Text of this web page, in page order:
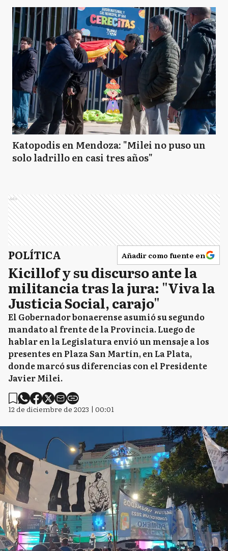
Katopodis en Mendoza: "Milei no puso un
solo ladrillo en casi tres años"
Ads
POLÍTICA Añadir como fuente en
Kicillof y su discurso ante la
militancia tras la jura: "Viva la
Justicia Social, carajo"
El Gobernador bonaerense asumió su segundo
mandato al frente de la Provincia. Luego de
hablar en la Legislatura envió un mensaje a los
presentes en Plaza San Martín, en La Plata,
donde marcó sus diferencias con el Presidente
Javier Milei.
12 de diciembre de 2023 | 00:01